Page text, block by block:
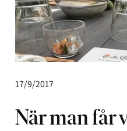
17/9/2017
När man får